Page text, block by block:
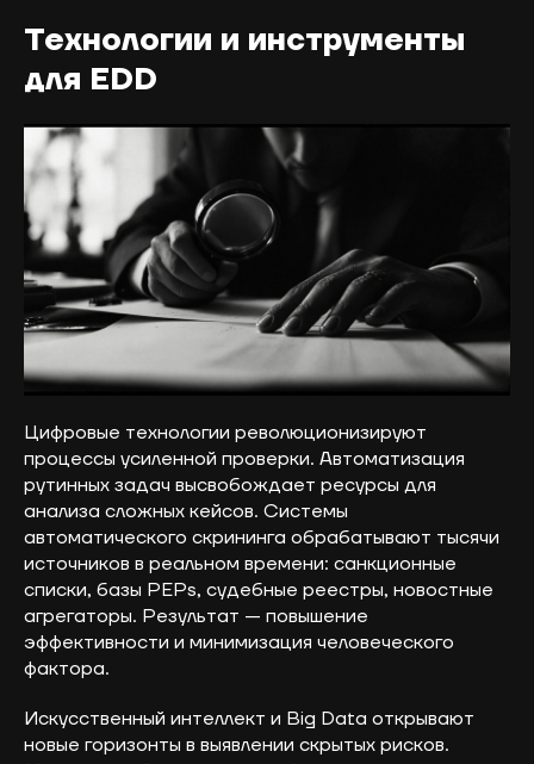
Технологии и инструменты
для EDD
Цифровые технологии революционизируют
процессы усиленной проверки. Автоматизация
рутинных задач высвобождает ресурсы для
анализа сложных кейсов. Системы
автоматического скрининга обрабатывают тысячи
источников в реальном времени: санкционные
списки, базы PEPs, судебные реестры, новостные
агрегаторы. Результат — повышение
эффективности и минимизация человеческого
фактора.
Искусственный интеллект и Big Data открывают
новые горизонты в выявлении скрытых рисков.